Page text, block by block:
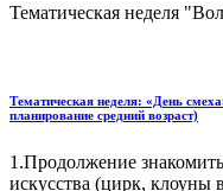
Тематическая неделя
Тематическая неделя: «День
планирование средний возраст)
1.Продолжение
искусства (цирк, клоуны